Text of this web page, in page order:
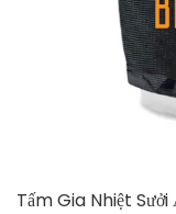
Tấm Gia Nhiệt